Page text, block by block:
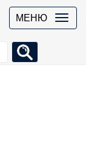
МЕНЮ